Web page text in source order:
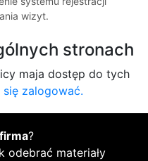
wizyt.
stronach
maja dostęp do tych
się zalogować.
?
odebrać materiały